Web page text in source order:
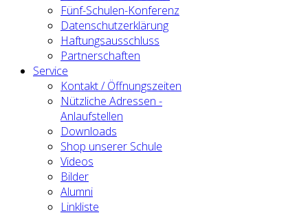
Fünf-Schulen-Konferenz
Datenschutzerklärung
Haftungsausschluss
Partnerschaften
Service
Kontakt / Öffnungszeiten
Nützliche Adressen -
Anlaufstellen
Downloads
Shop unserer Schule
Videos
Bilder
Alumni
Linkliste